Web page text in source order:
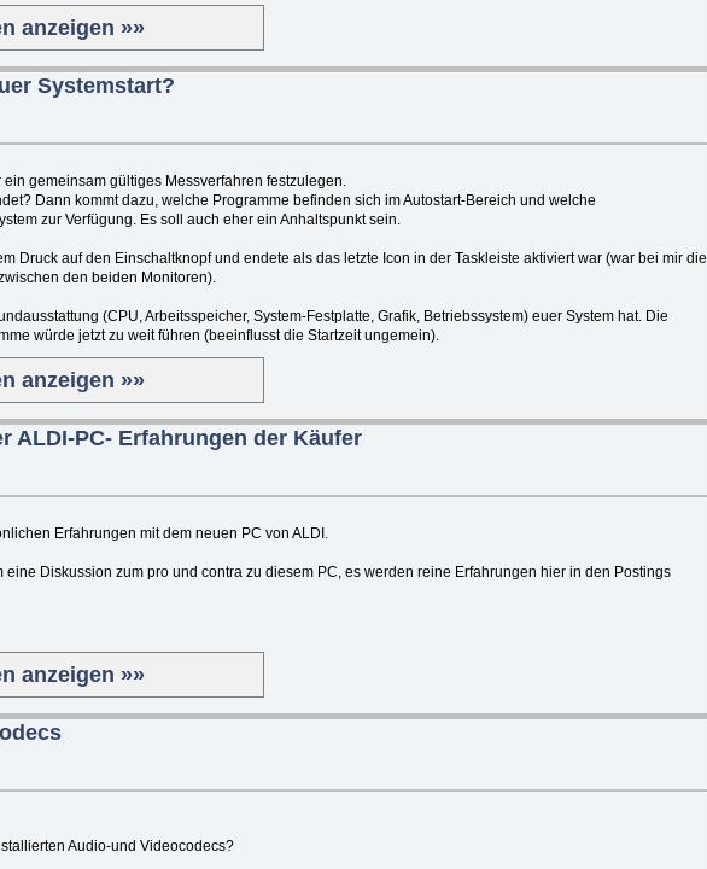
anzeigen »»
Systemstart?
gemeinsam gültiges Messverfahren festzulegen.
Dann kommt dazu, welche Programme befinden sich im Autostart-Bereich und welche
zur Verfügung. Es soll auch eher ein Anhaltspunkt sein.
Druck auf den Einschaltknopf und endete als das letzte Icon in der Taskleiste aktiviert war (war bei mir die
den beiden Monitoren).
(CPU, Arbeitsspeicher, System-Festplatte, Grafik, Betriebssystem) euer System hat. Die
würde jetzt zu weit führen (beeinflusst die Startzeit ungemein).
anzeigen »»
ALDI-PC- Erfahrungen der Käufer
Erfahrungen mit dem neuen PC von ALDI.
eine Diskussion zum pro und contra zu diesem PC, es werden reine Erfahrungen hier in den Postings
anzeigen »»
Audio-und Videocodecs?